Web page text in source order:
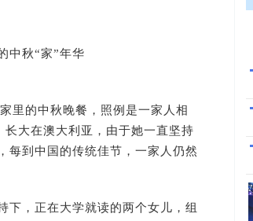
中秋“家”年华
的中秋晚餐，照例是一家人相
大在澳大利亚，由于她一直坚持
每到中国的传统佳节，一家人仍然
，正在大学就读的两个女儿，组